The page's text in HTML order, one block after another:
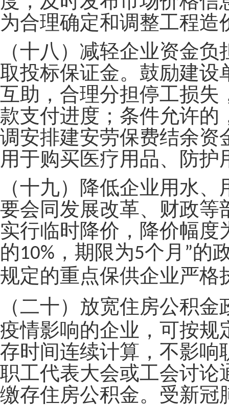
为合理确定和调整工程造
（十八）减轻企业资金
取投标保证金。鼓励建设
互助，合理分担停工损失
款支付进度；条件允许的
调安排建安劳保费结余资
用于购买医疗用品、防
（十九）降低企业用水
要会同发展改革、财政等
实行临时降价，降价幅
的10% ，期限为5个月 ”的
规定的重点保供企业严格
（二十）放宽住房公积金
疫情影响的企业，可按规
存时间连续计算，不影响
职工代表大会或工会讨论
缴存住房公积金。受新冠